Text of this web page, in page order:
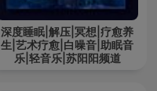
深度睡眠|解压|冥想|疗愈养
生|艺术疗愈|白噪音|助眠音
乐|轻音乐|苏阳阳频道